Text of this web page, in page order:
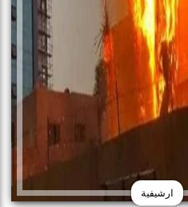
ارشيفية